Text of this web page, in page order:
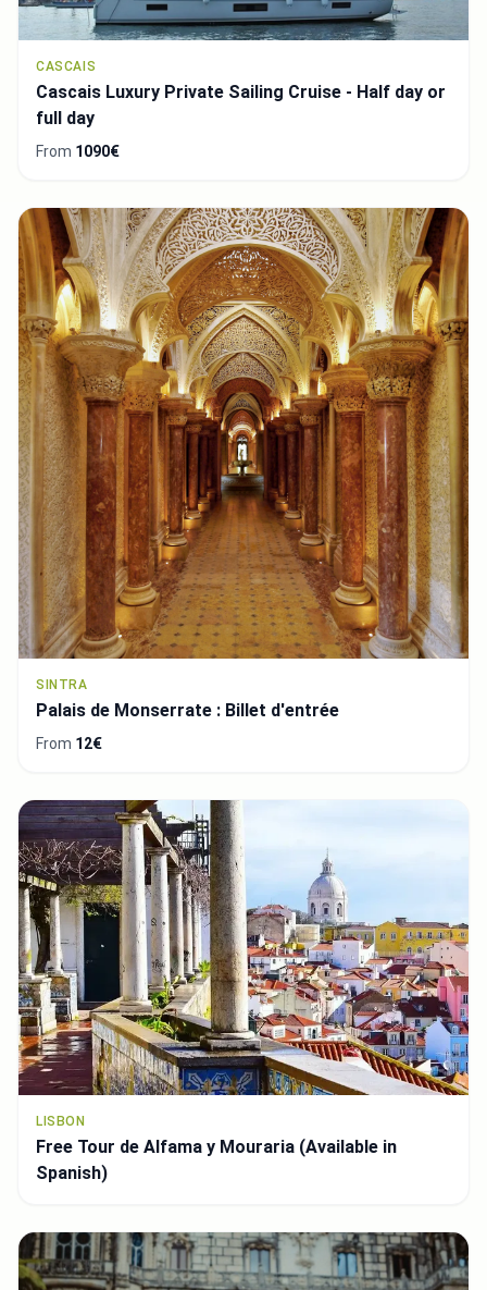
CASCAIS
Cascais Luxury Private Sailing Cruise - Half day or
full day
From 1090€
SINTRA
Palais de Monserrate : Billet d'entrée
From 12€
LISBON
Free Tour de Alfama y Mouraria (Available in
Spanish)